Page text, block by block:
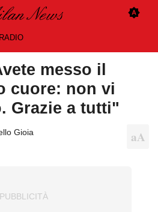
messo il
cuore: non vi
Grazie a tutti"
Gioia